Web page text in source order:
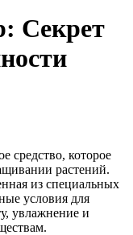
Секрет
средство, которое
растений.
из специальных
условия для
увлажнение и